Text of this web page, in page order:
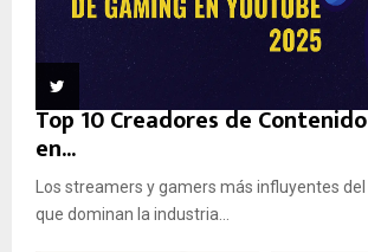
Top 10 Creadores de
en...
Los streamers y gamers más influyentes
que dominan la industria...